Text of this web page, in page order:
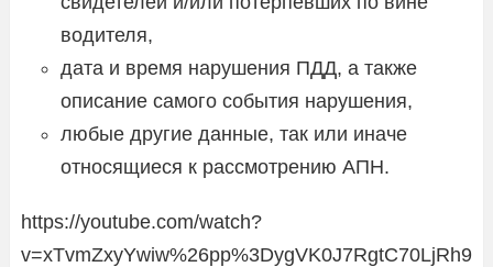
водителя,
дата и время нарушения ПДД, а также
описание самого события нарушения,
любые другие данные, так или иначе
относящиеся к рассмотрению АПН.
https://youtube.com/watch?
v=xTvmZxyYwiw%26pp%3DygVK0J7RgtC70LjRh9